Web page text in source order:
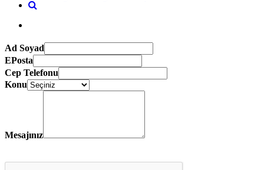
Ad Soyad
EPosta
Cep Telefonu
Konu
Mesajınız